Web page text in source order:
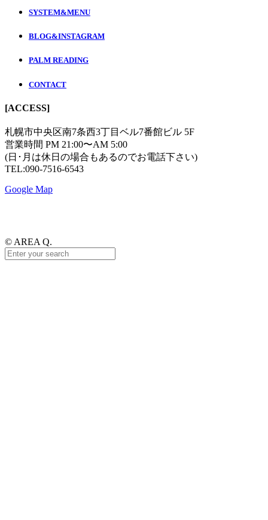
SYSTEM&MENU
BLOG&INSTAGRAM
PALM READING
CONTACT
[ACCESS]
札幌市中央区南7条西3丁目ベル7番館ビル 5F
営業時間 PM 21:00〜AM 5:00
(日･月は休日の場合もあるのでお電話下さい)
TEL:090-7516-6543
Google Map
© AREA Q.